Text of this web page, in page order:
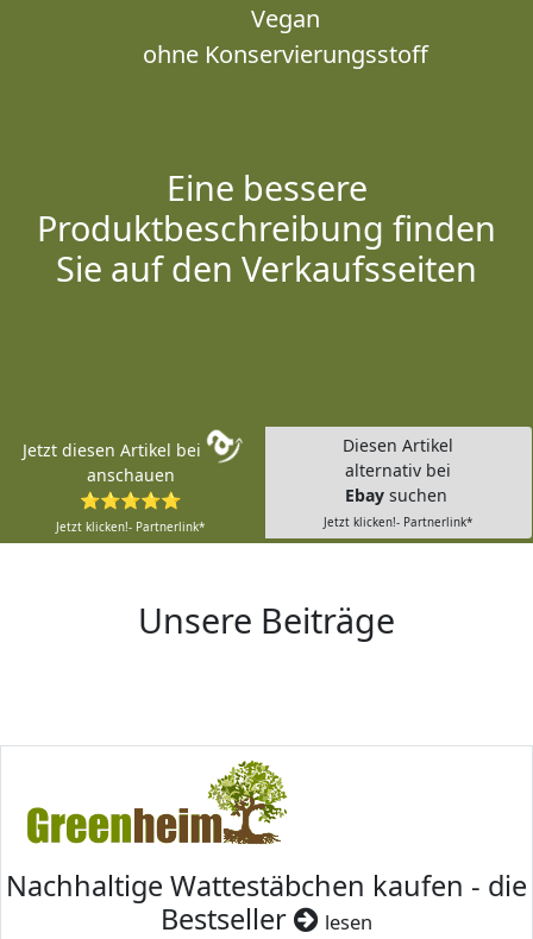
Vegan
ohne Konservierungsstoff
Eine bessere
Produktbeschreibung finden
Sie auf den Verkaufsseiten
Jetzt diesen Artikel bei
anschauen
⭐⭐⭐⭐⭐
Jetzt klicken!- Partnerlink*
Diesen Artikel
alternativ bei
Ebay suchen
Jetzt klicken!- Partnerlink*
Unsere Beiträge
Nachhaltige Wattestäbchen kaufen - die
Bestseller
lesen